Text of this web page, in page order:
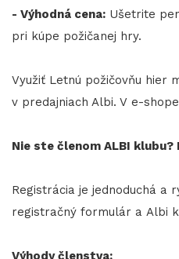
- Výhodná cena: Ušetrite
pri kúpe požičanej hry.
Využiť Letnú požičovňu hier
v predajniach Albi. V e-
Nie ste členom ALBI klubu?
Registrácia je jednoduchá a
registračný formulár a Albi
Výhody členstva: